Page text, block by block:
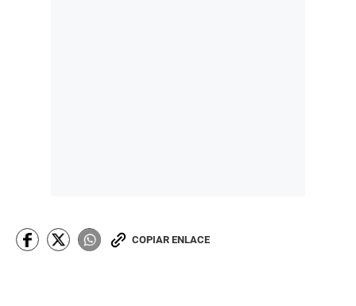
COPIAR ENLACE